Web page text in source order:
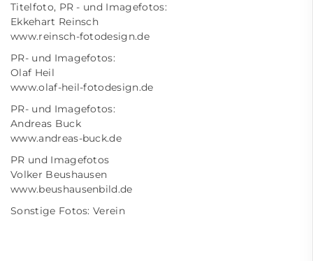
Titelfoto, PR - und Imagefotos:
Ekkehart Reinsch
www.reinsch-fotodesign.de
PR- und Imagefotos:
Olaf Heil
www.olaf-heil-fotodesign.de
PR- und Imagefotos:
Andreas Buck
www.andreas-buck.de
PR und Imagefotos
Volker Beushausen
www.beushausenbild.de
Sonstige Fotos: Verein